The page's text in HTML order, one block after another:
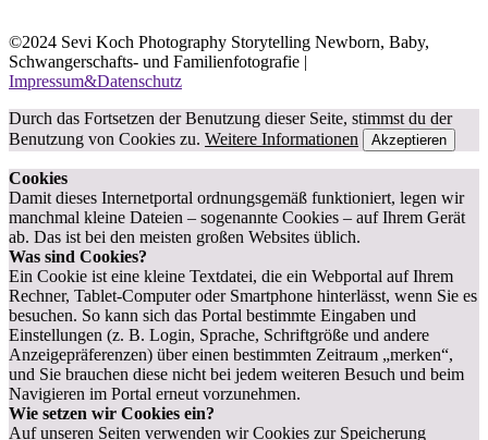
©2024 Sevi Koch Photography Storytelling Newborn, Baby,
Schwangerschafts- und Familienfotografie |
Impressum&Datenschutz
Durch das Fortsetzen der Benutzung dieser Seite, stimmst du der
Benutzung von Cookies zu. Weitere Informationen Akzeptieren
Cookies
Damit dieses Internetportal ordnungsgemäß funktioniert, legen wir
manchmal kleine Dateien – sogenannte Cookies – auf Ihrem Gerät
ab. Das ist bei den meisten großen Websites üblich.
Was sind Cookies?
Ein Cookie ist eine kleine Textdatei, die ein Webportal auf Ihrem
Rechner, Tablet-Computer oder Smartphone hinterlässt, wenn Sie es
besuchen. So kann sich das Portal bestimmte Eingaben und
Einstellungen (z. B. Login, Sprache, Schriftgröße und andere
Anzeigepräferenzen) über einen bestimmten Zeitraum „merken“,
und Sie brauchen diese nicht bei jedem weiteren Besuch und beim
Navigieren im Portal erneut vorzunehmen.
Wie setzen wir Cookies ein?
Auf unseren Seiten verwenden wir Cookies zur Speicherung